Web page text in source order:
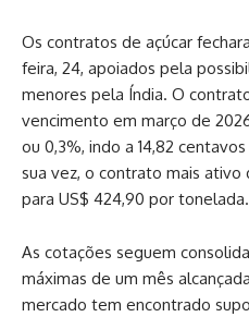
Os contratos de açúcar
feira, 24, apoiados pela
menores pela Índia. O
vencimento em março de
ou 0,3%, indo a 14,82
sua vez, o contrato mais ativo
para US$ 424,90 por tonelada.
As cotações seguem
máximas de um mês
mercado tem encontrado